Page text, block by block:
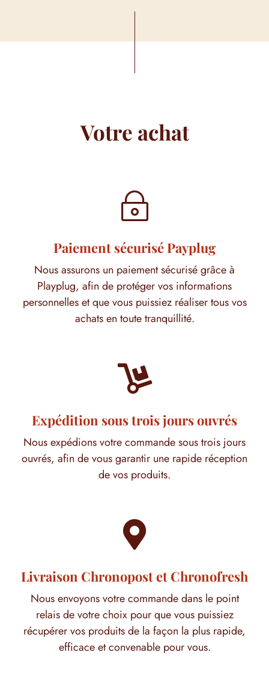
Votre achat
~
Paiement sécurisé Payplug
Nous assurons un paiement sécurisé grâce à
Playplug, afin de protéger vos informations
personnelles et que vous puissiez réaliser tous vos
achats en toute tranquillité.

Expédition sous trois jours ouvrés
Nous expédions votre commande sous trois jours
ouvrés, afin de vous garantir une rapide réception
de vos produits.

Livraison Chronopost et Chronofresh
Nous envoyons votre commande dans le point
relais de votre choix pour que vous puissiez
récupérer vos produits de la façon la plus rapide,
efficace et convenable pour vous.